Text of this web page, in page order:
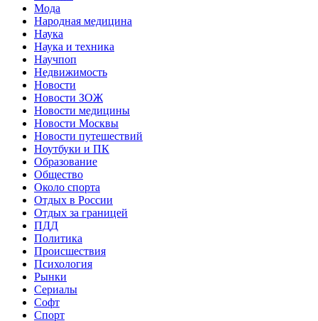
Мода
Народная медицина
Наука
Наука и техника
Научпоп
Недвижимость
Новости
Новости ЗОЖ
Новости медицины
Новости Москвы
Новости путешествий
Ноутбуки и ПК
Образование
Общество
Около спорта
Отдых в России
Отдых за границей
ПДД
Политика
Происшествия
Психология
Рынки
Сериалы
Софт
Спорт